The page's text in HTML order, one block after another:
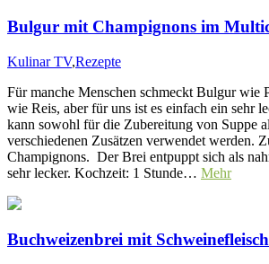
Bulgur mit Champignons im
Kulinar TV,Rezepte
Für manche Menschen schmeckt Bulgur wie
wie Reis, aber für uns ist es einfach ein sehr
kann sowohl für die Zubereitung von Suppe
verschiedenen Zusätzen verwendet werden.
Champignons. Der Brei entpuppt sich als
sehr lecker. Kochzeit: 1 Stunde… Mehr
Buchweizenbrei mit Schweinefleisch